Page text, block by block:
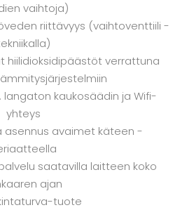
vaihtoja)
riittävyys (vaihtoventtiili -
hiilidioksidipäästöt verrattuna
langaton kaukosäädin ja Wifi-
yhteys
asennus avaimet käteen -
saatavilla laitteen koko
ajan
tuote